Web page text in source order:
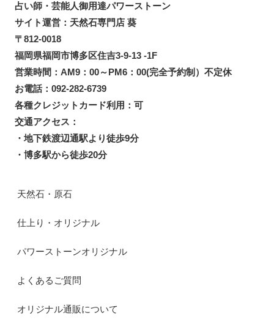
占い師・芸能人御用達パワーストーン
サイト運営：天然石専門店 葵
〒812-0018
福岡県福岡市博多区住吉3-9-13 -1F
営業時間：AM9：00～PM6：00(完全予約制）不定休
お電話：092-282-6739
各種クレジットカード利用：可
交通アクセス：
・地下鉄渡辺通駅より徒歩9分
・博多駅から徒歩20分
天然石・原石
仕上り・オリジナル
パワーストーンオリジナル
よくあるご質問
オリジナル通販について